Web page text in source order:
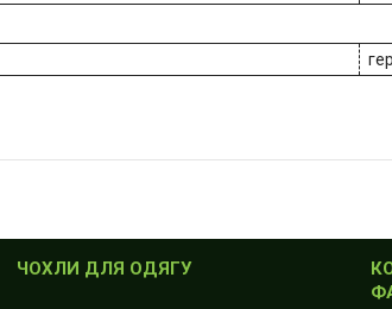
ЧОХЛИ ДЛЯ ОДЯГУ